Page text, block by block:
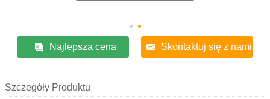
Najlepsza cena Skontaktuj się z nami
Szczegóły Produktu